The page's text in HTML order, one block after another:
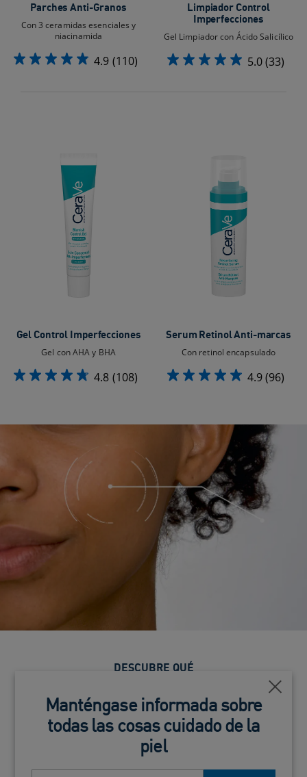
Parches Anti-Granos
Con 3 ceramidas esenciales y
niacinamida
4.9 (110)
Limpiador Control
Imperfecciones
Gel Limpiador con Ácido Salicílico
5.0(33)
Gel Control Imperfecciones
Gel con AHA y BHA
4.8 (108)
Serum Retinol Anti-marcas
Con retinol encapsulado
4.9(96)
DESCUBRE QUÉ
PRODUCTOS DE
CERAVE
SON ADECUADOS PARA TI
Cerca
Manténgase informada sobre
todas las cosas cuidado de la
piel